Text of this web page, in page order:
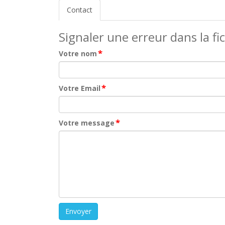
Contact
Signaler une erreur dans la
Votre nom*
Votre Email*
Votre message*